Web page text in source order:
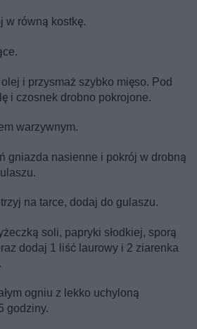
w równą kostkę.
i przysmaż szybko mięso. Pod
i czosnek drobno pokrojone.
warzywnym.
gniazda nasienne i pokrój w drobną
na tarce, dodaj do gulaszu.
soli, papryki słodkiej, sporą
dodaj 1 liść laurowy i 2 ziarenka
ogniu z lekko uchyloną
godziny.